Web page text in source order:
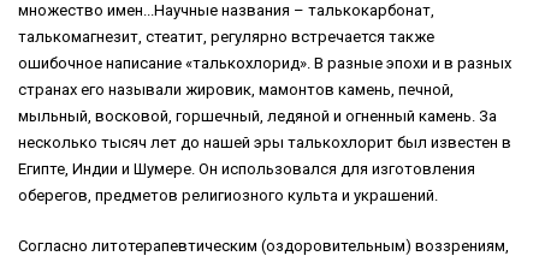
множество имен...Научные названия – талькокарбонат,
талькомагнезит, стеатит, регулярно встречается также
ошибочное написание «талькохлорид». В разные эпохи и в разных
странах его называли жировик, мамонтов камень, печной,
мыльный, восковой, горшечный, ледяной и огненный камень. За
несколько тысяч лет до нашей эры талькохлорит был известен в
Египте, Индии и Шумере. Он использовался для изготовления
оберегов, предметов религиозного культа и украшений.
Согласно литотерапевтическим (оздоровительным) воззрениям,